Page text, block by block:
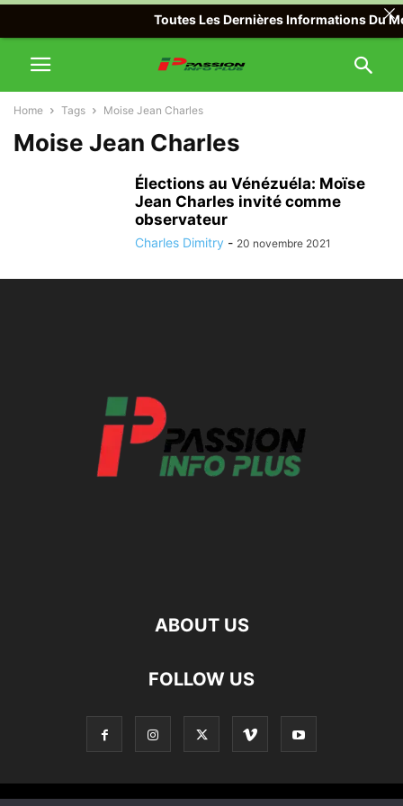
Home Tags Moise Jean Charles
Moise Jean Charles
Élections au Vénézuéla: Moïse
Jean Charles invité comme
observateur
Charles Dimitry - 20 novembre 2021
ABOUT US
FOLLOW US
Toutes Les Dernières Informations Du